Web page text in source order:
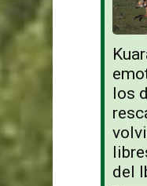
los
del